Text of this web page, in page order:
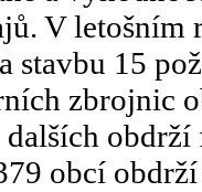
V letošním
stavbu 15
zbrojnic
obcí